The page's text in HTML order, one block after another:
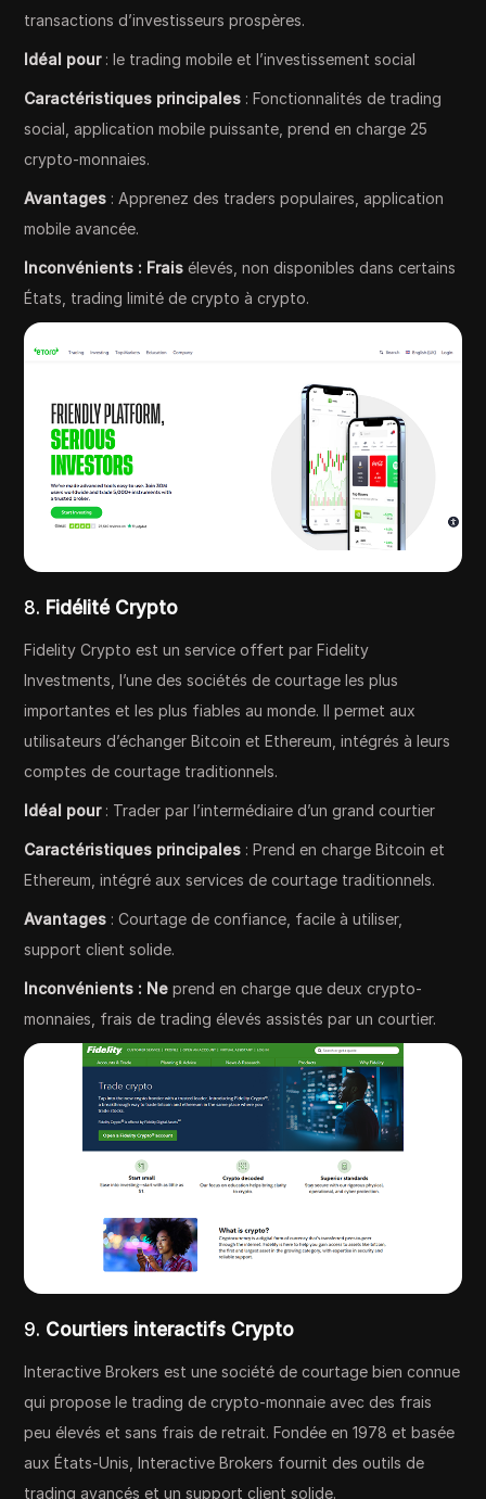
transactions d’investisseurs prospères.
Idéal pour: le trading mobile et l’investissement social
Caractéristiques principales : Fonctionnalités de trading
social, application mobile puissante, prend en charge 25
crypto-monnaies.
Avantages : Apprenez des traders populaires, application
mobile avancée.
Inconvénients : Frais élevés, non disponibles dans certains
États, trading limité de crypto à crypto.
8. Fidélité Crypto
Fidelity Crypto est un service offert par Fidelity
Investments, l’une des sociétés de courtage les plus
importantes et les plus fiables au monde. Il permet aux
utilisateurs d’échanger Bitcoin et Ethereum, intégrés à leurs
comptes de courtage traditionnels.
Idéal pour: Trader par l’intermédiaire d’un grand courtier
Caractéristiques principales : Prend en charge Bitcoin et
Ethereum, intégré aux services de courtage traditionnels.
Avantages : Courtage de confiance, facile à utiliser,
support client solide.
Inconvénients : Ne prend en charge que deux crypto-
monnaies, frais de trading élevés assistés par un courtier.
9. Courtiers interactifs Crypto
Interactive Brokers est une société de courtage bien connue
qui propose le trading de crypto-monnaie avec des frais
peu élevés et sans frais de retrait. Fondée en 1978 et basée
aux États-Unis, Interactive Brokers fournit des outils de
trading avancés et un support client solide.